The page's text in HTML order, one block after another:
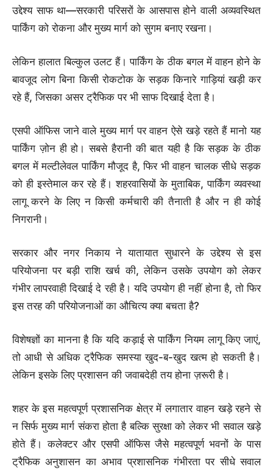
उद्देश्य साफ था—सरकारी परिसरों के आसपास होने वाली अव्यवस्थित
पार्किंग को रोकना और मुख्य मार्ग को सुगम बनाए रखना।
लेकिन हालात बिल्कुल उलट हैं। पार्किंग के ठीक बगल में वाहन होने के
बावजूद लोग बिना किसी रोकटोक के सड़क किनारे गाड़ियां खड़ी कर
रहे हैं, जिसका असर ट्रैफिक पर भी साफ दिखाई देता है।
एसपी ऑफिस जाने वाले मुख्य मार्ग पर वाहन ऐसे खड़े रहते हैं मानो यह
पार्किंग ज़ोन ही हो। सबसे हैरानी की बात यही है कि सड़क के ठीक
बगल में मल्टीलेवल पार्किंग मौजूद है, फिर भी वाहन चालक सीधे सड़क
को ही इस्तेमाल कर रहे हैं। शहरवासियों के मुताबिक, पार्किंग व्यवस्था
लागू करने के लिए न किसी कर्मचारी की तैनाती है और न ही कोई
निगरानी।
सरकार और नगर निकाय ने यातायात सुधारने के उद्देश्य से इस
परियोजना पर बड़ी राशि खर्च की, लेकिन उसके उपयोग को लेकर
गंभीर लापरवाही दिखाई दे रही है। यदि उपयोग ही नहीं होना है, तो फिर
इस तरह की परियोजनाओं का औचित्य क्या बचता है?
विशेषज्ञों का मानना है कि यदि कड़ाई से पार्किंग नियम लागू किए जाएं,
तो आधी से अधिक ट्रैफिक समस्या खुद-ब-खुद खत्म हो सकती है।
लेकिन इसके लिए प्रशासन की जवाबदेही तय होना ज़रूरी है।
शहर के इस महत्वपूर्ण प्रशासनिक क्षेत्र में लगातार वाहन खड़े रहने से
न सिर्फ मुख्य मार्ग संकरा होता है बल्कि सुरक्षा को लेकर भी सवाल खड़े
होते हैं। कलेक्टर और एसपी ऑफिस जैसे महत्वपूर्ण भवनों के पास
ट्रैफिक अनुशासन का अभाव प्रशासनिक गंभीरता पर सीधे सवाल